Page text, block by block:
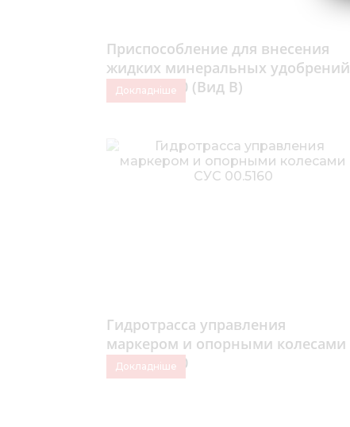
Приспособление для внесения
жидких минеральных удобрений
СУС 00.9800 (Вид В)
Докладніше
Гидротрасса управления
маркером и опорными колесами
СУС 00.5160
Докладніше